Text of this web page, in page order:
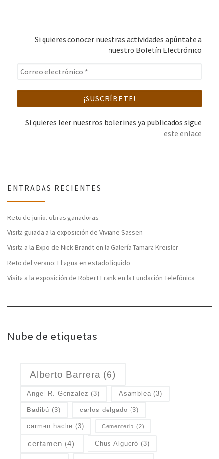
Si quieres conocer nuestras actividades apúntate a
nuestro Boletín Electrónico
Si quieres leer nuestros boletines ya publicados sigue
este enlace
ENTRADAS RECIENTES
Reto de junio: obras ganadoras
Visita guiada a la exposición de Viviane Sassen
Visita a la Expo de Nick Brandt en la Galería Tamara Kreisler
Reto del verano: El agua en estado líquido
Visita a la exposición de Robert Frank en la Fundación Telefónica
Nube de etiquetas
Alberto Barrera (6)
Angel R. Gonzalez (3) Asamblea (3)
Badibú (3) carlos delgado (3)
carmen hache (3) Cementerio (2)
certamen (4) Chus Algueró (3)